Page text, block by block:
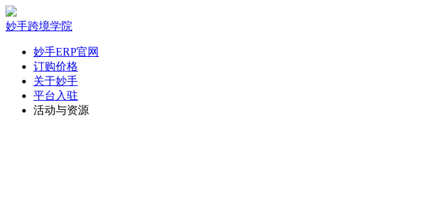
妙手跨境学院
妙手ERP官网
订购价格
关于妙手
平台入驻
活动与资源